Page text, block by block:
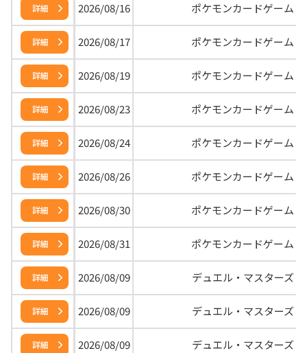
詳細 2026/08/16 ポケモンカードゲーム
詳細 2026/08/17 ポケモンカードゲーム
詳細 2026/08/19 ポケモンカードゲーム
詳細 2026/08/23 ポケモンカードゲーム
詳細 2026/08/24 ポケモンカードゲーム
詳細 2026/08/26 ポケモンカードゲーム
詳細 2026/08/30 ポケモンカードゲーム
詳細 2026/08/31 ポケモンカードゲーム
詳細 2026/08/09 デュエル・マスターズ
詳細 2026/08/09 デュエル・マスターズ
詳細 2026/08/09 デュエル・マスターズ